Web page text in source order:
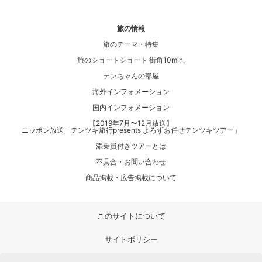
旅の情報
旅のテーマ・特集
旅のショートショート 街角10min.
テンちゃんの部屋
海外インフォメーション
国内インフォメーション
【2019年7月〜12月放送】
ニッポン放送「テンツキ旅行presents よろずお任せテンツキツアー」
添乗員付きツアーとは
不具合・お問い合わせ
商品掲載・広告掲載について
このサイトについて
サイトポリシー